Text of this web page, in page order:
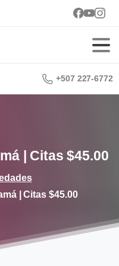
+507 227-6772
Citas $45.00
| Citas $45.00